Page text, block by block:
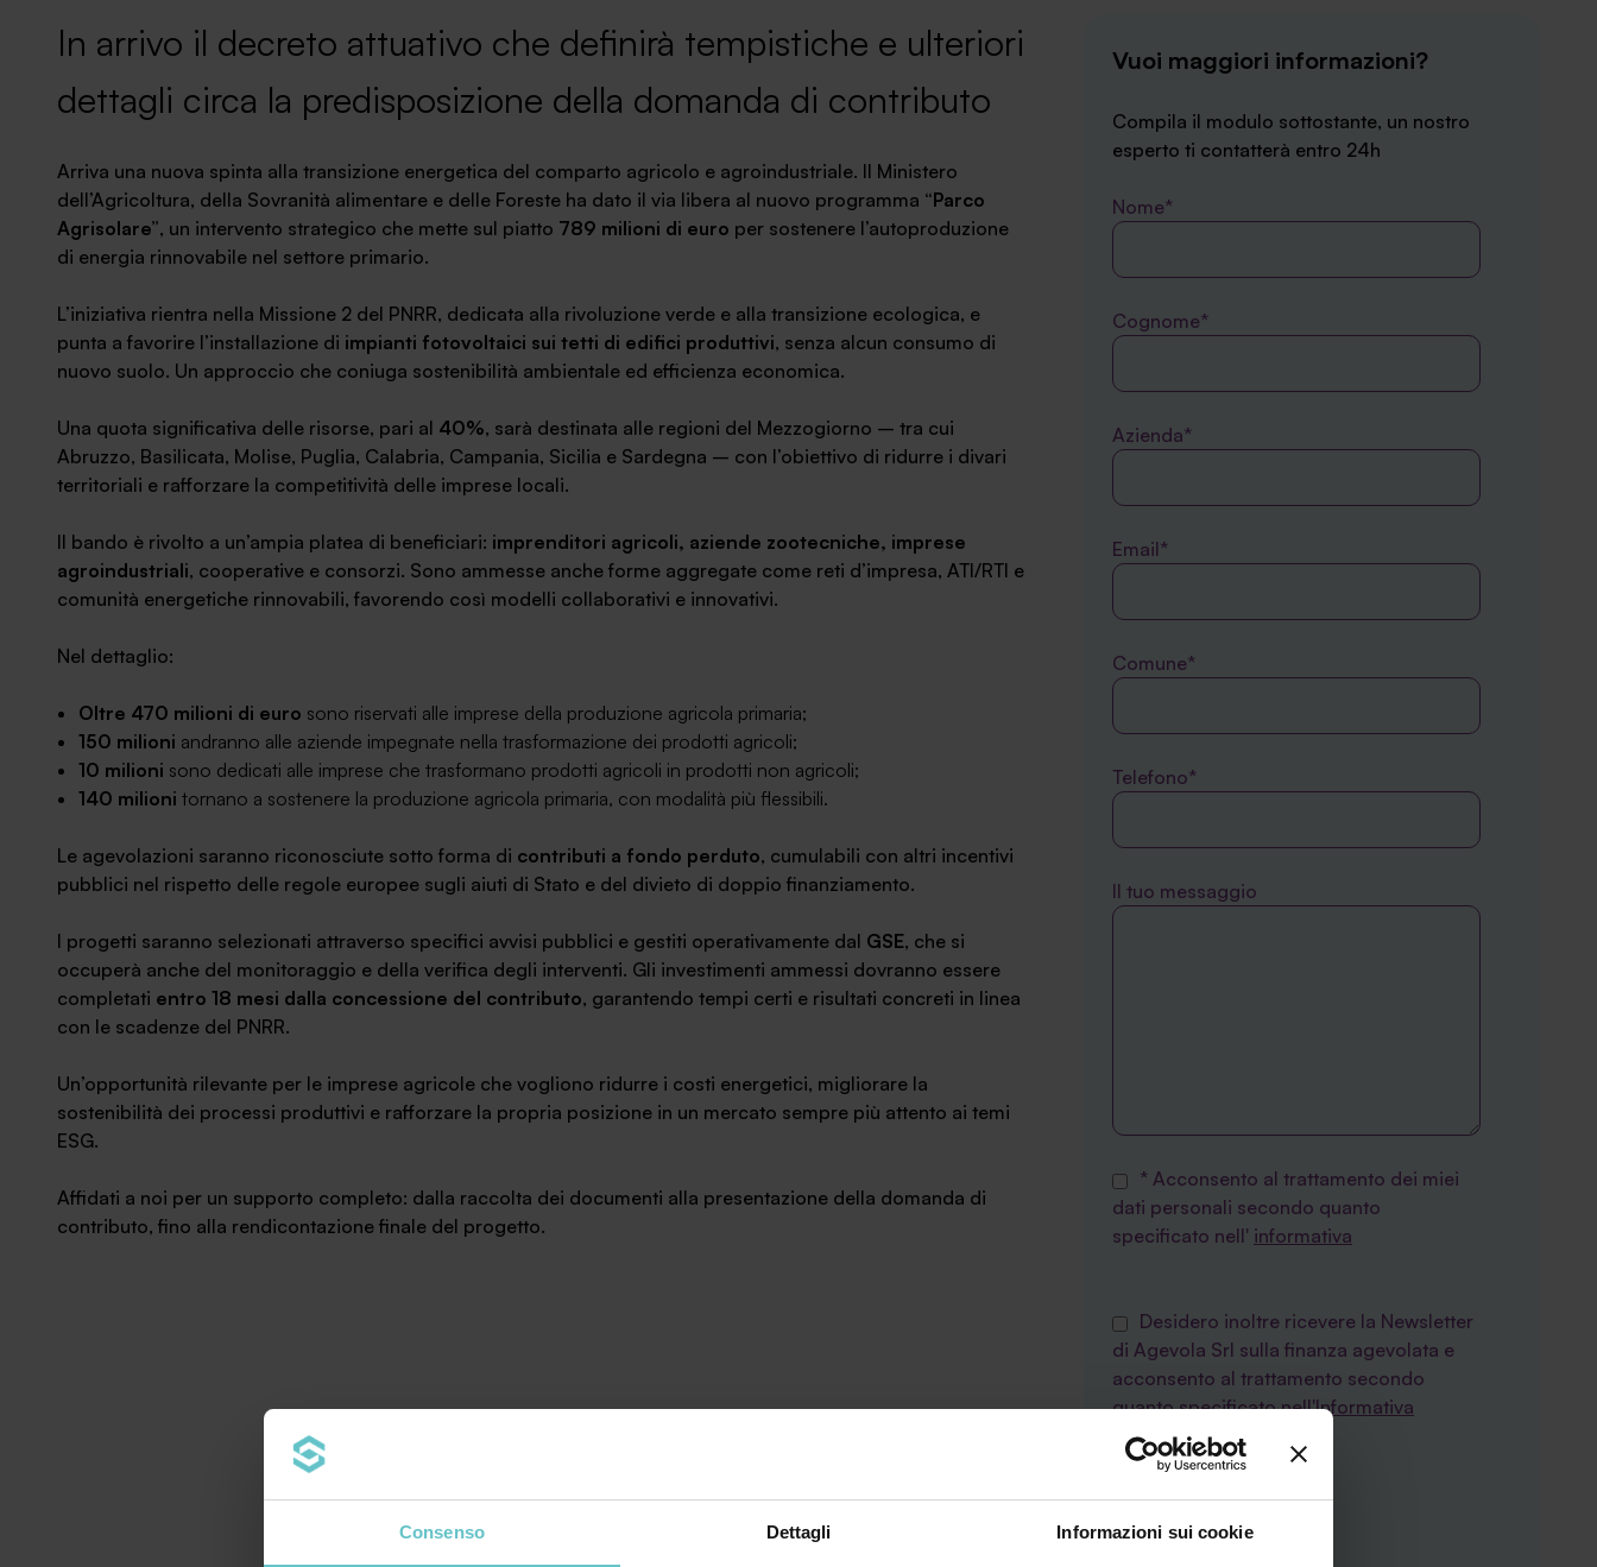
Consenso Dettagli Informazioni sui cookie
In arrivo il decreto attuativo che definirà tempistiche e ulteriori
dettagli circa la predisposizione della domanda di contributo
Arriva una nuova spinta alla transizione energetica del comparto agricolo e agroindustriale. Il Ministero
dell’Agricoltura, della Sovranità alimentare e delle Foreste ha dato il via libera al nuovo programma “Parco
Agrisolare”, un intervento strategico che mette sul piatto 789 milioni di euro per sostenere l’autoproduzione
di energia rinnovabile nel settore primario.
L’iniziativa rientra nella Missione 2 del PNRR, dedicata alla rivoluzione verde e alla transizione ecologica, e
punta a favorire l’installazione di impianti fotovoltaici sui tetti di edifici produttivi, senza alcun consumo di
nuovo suolo. Un approccio che coniuga sostenibilità ambientale ed efficienza economica.
Una quota significativa delle risorse, pari al 40%, sarà destinata alle regioni del Mezzogiorno – tra cui
Abruzzo, Basilicata, Molise, Puglia, Calabria, Campania, Sicilia e Sardegna – con l’obiettivo di ridurre i divari
territoriali e rafforzare la competitività delle imprese locali.
Il bando è rivolto a un’ampia platea di beneficiari: imprenditori agricoli, aziende zootecniche, imprese
agroindustriali, cooperative e consorzi. Sono ammesse anche forme aggregate come reti d’impresa, ATI/RTI e
comunità energetiche rinnovabili, favorendo così modelli collaborativi e innovativi.
Nel dettaglio:
Oltre 470 milioni di euro sono riservati alle imprese della produzione agricola primaria;
150 milioni andranno alle aziende impegnate nella trasformazione dei prodotti agricoli;
10 milioni sono dedicati alle imprese che trasformano prodotti agricoli in prodotti non agricoli;
140 milioni tornano a sostenere la produzione agricola primaria, con modalità più flessibili.
Le agevolazioni saranno riconosciute sotto forma di contributi a fondo perduto, cumulabili con altri incentivi
pubblici nel rispetto delle regole europee sugli aiuti di Stato e del divieto di doppio finanziamento.
I progetti saranno selezionati attraverso specifici avvisi pubblici e gestiti operativamente dal GSE, che si
occuperà anche del monitoraggio e della verifica degli interventi. Gli investimenti ammessi dovranno essere
completati entro 18 mesi dalla concessione del contributo, garantendo tempi certi e risultati concreti in linea
con le scadenze del PNRR.
Un’opportunità rilevante per le imprese agricole che vogliono ridurre i costi energetici, migliorare la
sostenibilità dei processi produttivi e rafforzare la propria posizione in un mercato sempre più attento ai temi
ESG.
Affidati a noi per un supporto completo: dalla raccolta dei documenti alla presentazione della domanda di
contributo, fino alla rendicontazione finale del progetto.
Vuoi maggiori informazioni?
Compila il modulo sottostante, un nostro
esperto ti contatterà entro 24h
Nome*
Cognome*
Azienda*
Email*
Comune*
Telefono*
Il tuo messaggio
* Acconsento al trattamento dei miei
dati personali secondo quanto
specificato nell' informativa
Desidero inoltre ricevere la Newsletter
di Agevola Srl sulla finanza agevolata e
acconsento al trattamento secondo
quanto specificato nell'Informativa
privacy